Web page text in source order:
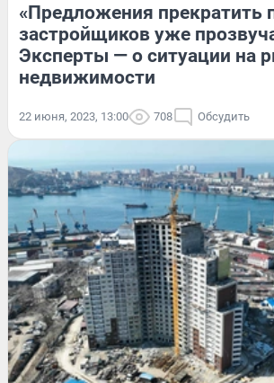
«Предложения прекратить
застройщиков уже
Эксперты — о ситуации на
недвижимости
22 июня, 2023, 13:00 708 Обсудить